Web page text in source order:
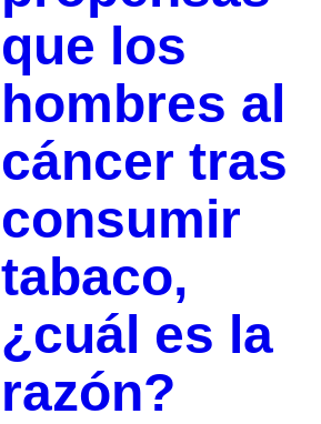
que los
hombres al
cáncer tras
consumir
tabaco,
¿cuál es la
razón?